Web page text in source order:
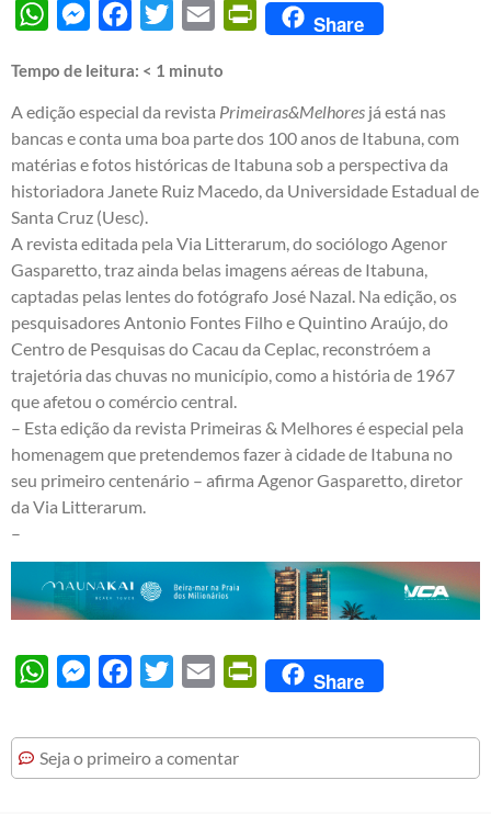
WhatsAppMessengerFacebook
Twitter Email PrintFriendly
Share
Tempo de leitura: < 1 minuto
A edição especial da revista Primeiras&Melhores já está nas
bancas e conta uma boa parte dos 100 anos de Itabuna, com
matérias e fotos históricas de Itabuna sob a perspectiva da
historiadora Janete Ruiz Macedo, da Universidade Estadual de
Santa Cruz (Uesc).
A revista editada pela Via Litterarum, do sociólogo Agenor
Gasparetto, traz ainda belas imagens aéreas de Itabuna,
captadas pelas lentes do fotógrafo José Nazal. Na edição, os
pesquisadores Antonio Fontes Filho e Quintino Araújo, do
Centro de Pesquisas do Cacau da Ceplac, reconstróem a
trajetória das chuvas no município, como a história de 1967
que afetou o comércio central.
– Esta edição da revista Primeiras & Melhores é especial pela
homenagem que pretendemos fazer à cidade de Itabuna no
seu primeiro centenário – afirma Agenor Gasparetto, diretor
da Via Litterarum.
–
WhatsAppMessengerFacebook
Twitter Email PrintFriendly
Share
Seja o primeiro a comentar